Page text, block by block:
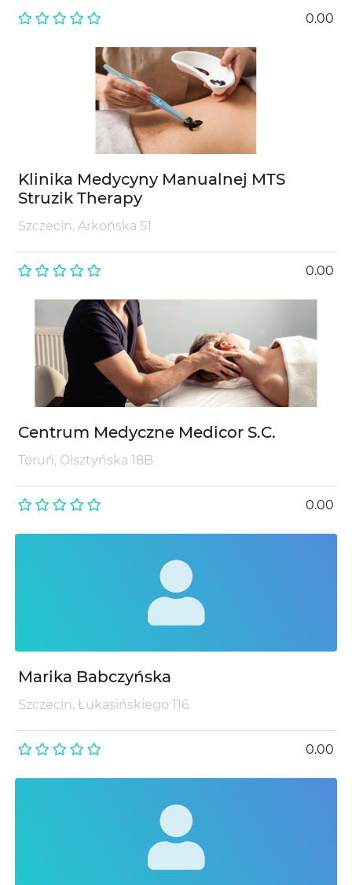
0.00
Klinika Medycyny Manualnej MTS
Struzik Therapy
Szczecin, Arkońska 51
0.00
Centrum Medyczne Medicor S.C.
Toruń, Olsztyńska 18B
0.00
Marika Babczyńska
Szczecin, Łukasińskiego 116
0.00